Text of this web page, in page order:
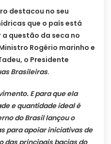
destacou no seu
que o país está
questão da seca no
Rogério marinho e
o Presidente
Brasileiras.
E para que ela
e quantidade ideal é
do Brasil lançou o
para apoiar iniciativas de